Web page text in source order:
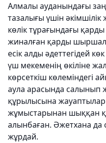
Алмалы ауданындағы
тазалығы үшін
көлік тұрағындағы қарды
жиналған қарды
есік алды әдеттегідей
үш мекеменің өкіліне
көрсеткіш көлеміндегі
аула арасында салынып
құрылысына жауаптылар
жұмыстарынан шыққан
алынбаған. Әжетхана да
жұрдай.